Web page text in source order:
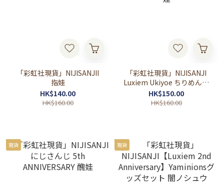
「彩虹社現貨」NIJISANJII
指娃
HK$140.00
HK$160.00
「彩虹社現貨」NIJISANJI
Luxiem Ukiyoe ちりめん風
にじぱぺっと Vox Akuma
指娃
HK$150.00
HK$160.00
現貨 現貨